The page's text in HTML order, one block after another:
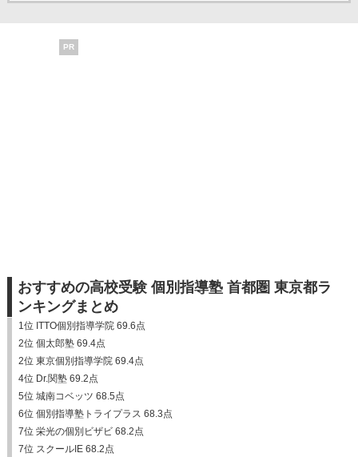
PR
おすすめの高校受験 個別指導塾 首都圏 東京都ラ
ンキングまとめ
1位 ITTO個別指導学院 69.6点
2位 個太郎塾 69.4点
2位 東京個別指導学院 69.4点
4位 Dr.関塾 69.2点
5位 城南コベッツ 68.5点
6位 個別指導塾トライプラス 68.3点
7位 栄光の個別ビザビ 68.2点
7位 スクールIE 68.2点